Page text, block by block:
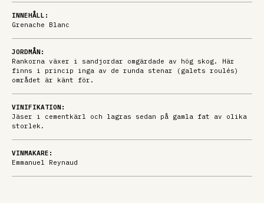
INNEHÅLL:
Grenache Blanc
JORDMÅN:
Rankorna växer i sandjordar omgärdade av hög skog. Här
finns i princip inga av de runda stenar (galets roulés)
området är känt för.
VINIFIKATION:
Jäser i cementkärl och lagras sedan på gamla fat av olika
storlek.
VINMAKARE:
Emmanuel Reynaud